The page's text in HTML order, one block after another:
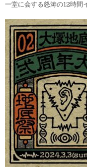
一堂に会する怒涛の12時間